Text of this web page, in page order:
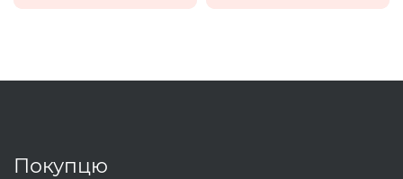
Покупцю